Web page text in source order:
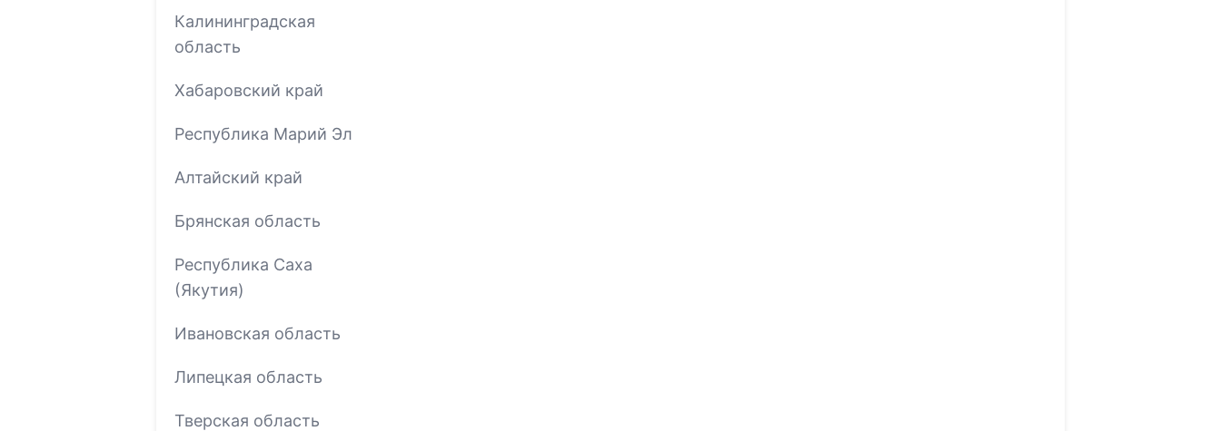
Калининградская
область
Хабаровский край
Республика Марий Эл
Алтайский край
Брянская область
Республика Саха
(Якутия)
Ивановская область
Липецкая область
Тверская область